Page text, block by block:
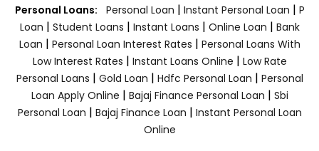
Personal Loans: Personal Loan | Instant Personal Loan | P
Loan | Student Loans | Instant Loans | Online Loan | Bank
Loan | Personal Loan Interest Rates | Personal Loans With
Low Interest Rates | Instant Loans Online | Low Rate
Personal Loans | Gold Loan | Hdfc Personal Loan | Personal
Loan Apply Online | Bajaj Finance Personal Loan | Sbi
Personal Loan | Bajaj Finance Loan | Instant Personal Loan
Online